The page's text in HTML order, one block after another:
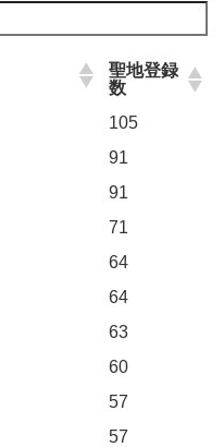
聖地登録
数
105
91
91
71
64
64
63
60
57
57